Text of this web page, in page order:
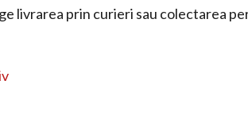
livrarea prin curieri sau colectarea